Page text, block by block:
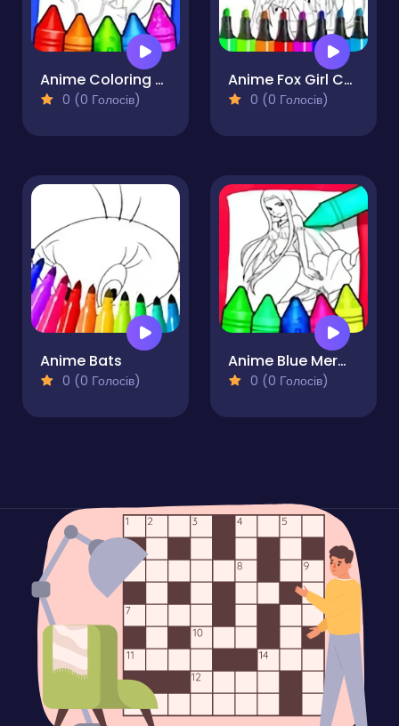
Anime Coloring Books
0 (0 Голосів)
Anime Fox Girl Cute Coloring Pages
0 (0 Голосів)
Anime Bats
0 (0 Голосів)
Anime Blue Mermaid Coloring
0 (0 Голосів)